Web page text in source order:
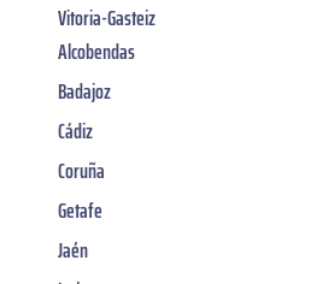
Vitoria-Gasteiz
Alcobendas
Badajoz
Cádiz
Coruña
Getafe
Jaén